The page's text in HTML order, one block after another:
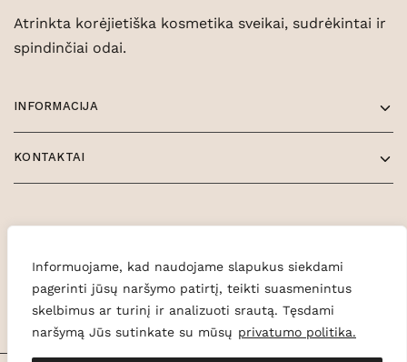
Informuojame, kad naudojame slapukus siekdami
pagerinti jūsų naršymo patirtį, teikti suasmenintus
skelbimus ar turinį ir analizuoti srautą. Tęsdami
naršymą Jūs sutinkate su mūsų privatumo politika.
Atrinkta korėjietiška kosmetika sveikai, sudrėkintai ir
spindinčiai odai.
INFORMACIJA
KONTAKTAI